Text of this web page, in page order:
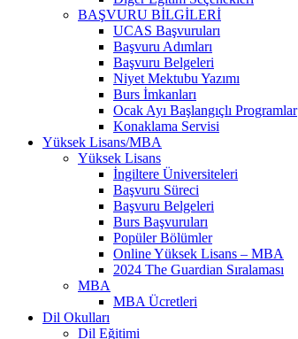
BAŞVURU BİLGİLERİ
UCAS Başvuruları
Başvuru Adımları
Başvuru Belgeleri
Niyet Mektubu Yazımı
Burs İmkanları
Ocak Ayı Başlangıçlı Programlar
Konaklama Servisi
Yüksek Lisans/MBA
Yüksek Lisans
İngiltere Üniversiteleri
Başvuru Süreci
Başvuru Belgeleri
Burs Başvuruları
Popüler Bölümler
Online Yüksek Lisans – MBA
2024 The Guardian Sıralaması
MBA
MBA Ücretleri
Dil Okulları
Dil Eğitimi